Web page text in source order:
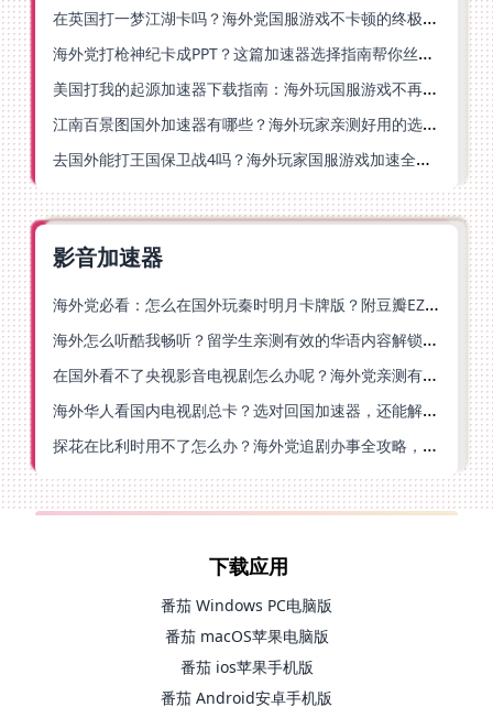
在英国打一梦江湖卡吗？海外党国服游戏不卡顿的终极解法
海外党打枪神纪卡成PPT？这篇加速器选择指南帮你丝滑上分
美国打我的起源加速器下载指南：海外玩国服游戏不再卡的终极方案
江南百景图国外加速器有哪些？海外玩家亲测好用的选择与避坑指南
去国外能打王国保卫战4吗？海外玩家国服游戏加速全攻略（附公主连结幻想江湖实测）
影音加速器
海外党必看：怎么在国外玩秦时明月卡牌版？附豆瓣EZCast地区限制破解法
海外怎么听酷我畅听？留学生亲测有效的华语内容解锁指南
在国外看不了央视影音电视剧怎么办呢？海外党亲测有效的回国加速方案
海外华人看国内电视剧总卡？选对回国加速器，还能解决菲律宾打不开反诈中心的问题
探花在比利时用不了怎么办？海外党追剧办事全攻略，选对加速器就够了
下载应用
番茄 Windows PC电脑版
番茄 macOS苹果电脑版
番茄 ios苹果手机版
番茄 Android安卓手机版